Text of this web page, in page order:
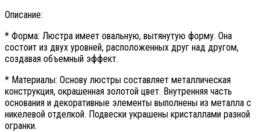
Описание:
* Форма: Люстра имеет овальную, вытянутую форму. Она
состоит из двух уровней, расположенных друг над другом,
создавая объемный эффект.
* Материалы: Основу люстры составляет металлическая
конструкция, окрашенная золотой цвет. Внутренняя часть
основания и декоративные элементы выполнены из металла с
никелевой отделкой. Подвески украшены кристаллами разной
огранки.